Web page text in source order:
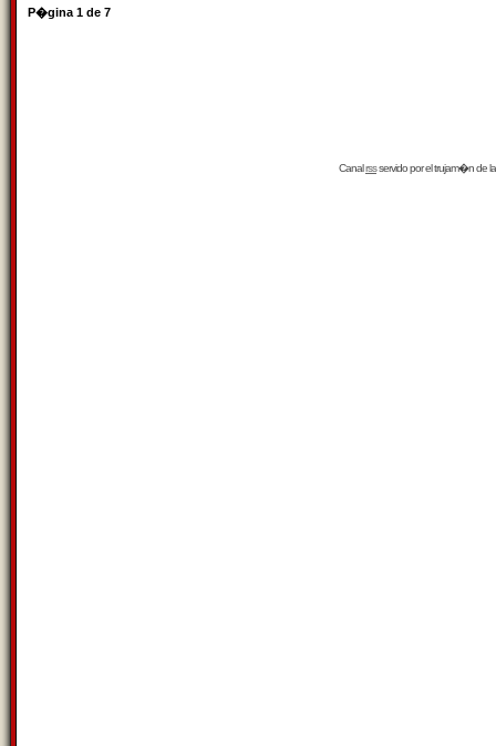
P�gina 1 de 7
Canalrssservido por eltrujam�nde